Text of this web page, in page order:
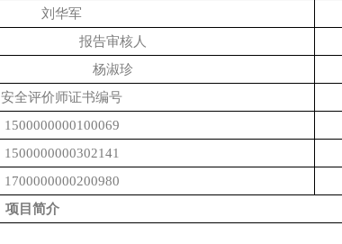
刘华军
报告审核人
杨淑珍
安全评价师证书编号
1500000000100069
1500000000302141
1700000000200980
项目简介